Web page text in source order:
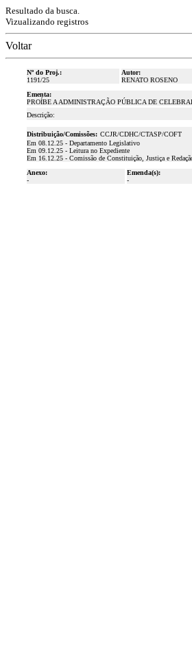
Resultado da busca.
Vizualizando registros
Voltar
Nº do Proj.:
1191/25
Autor:
RENATO ROSENO
Ementa:
PROÍBE A ADMINISTRAÇÃO PÚBLICA DE
Descrição:
Distribuição/Comissões: CCJR/CDHC/CTASP/COFT
Em 08.12.25 - Departamento Legislativo
Em 09.12.25 - Leitura no Expediente
Em 16.12.25 - Comissão de Constituição, Justiça e
Anexo:
-
Emenda(s):
-